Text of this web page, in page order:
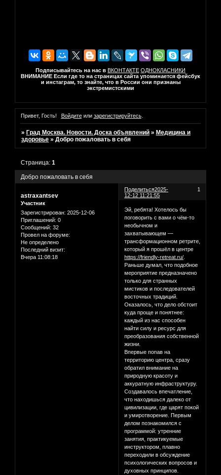
Подписывайтесь на нас в ВКОНТАКТЕ ОДНОКЛАСНИКИ
ВНИМАНИЕ Если где то на страницах сайта упоминается фейсбук
и инстаграм, то знайте, что в России они признаны
экстремистскими
Привет, Гость! Войдитеили зарегистрируйтесь.
» Град Москва. Новости. Доска объявлений » Медицина и
здоровье »Добро пожаловать в себя
Добро пожаловать в себя
Страница:1
Поделиться 1
2025-
12-12 11:21:55
astraxantsev
Участник
Зарегистрирован: 2025-12-06
Приглашений: 0
Сообщений: 32
Провел на форуме:
Не определено
Последний визит:
Вчера 11:08:18
Эй, ребята! Хотелось бы
поговорить с вами о чём-то
необычном и
захватывающем —
трансформационном ретрите,
который я прошёл в центре
https://friendly-retreat.ru/
Раньше думал, что подобное
мероприятие предназначено
только для странных
мистиков и последователей
восточных традиций.
Оказалось, что дело обстоит
куда проще и понятнее:
каждый из нас способен
найти силу и ресурс для
преобразования собственной
жизни.
Впервые попав на
территорию центра, сразу
обратил внимание на
природную красоту и
аккуратную инфраструктуру.
Создавалось впечатление,
что находишься далеко от
цивилизации, где царят покой
и умиротворение. Первым
делом познакомился с
программой: утренние
занятия, практикуемые
инструктором, плавно
переходили в обсуждение
психологических вопросов и
духовных принципов.